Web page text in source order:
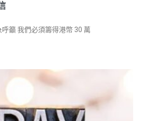
籲 我們必須籌得港幣 30 萬